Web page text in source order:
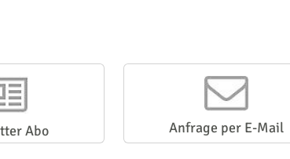
Abo Anfrage per E-Mail